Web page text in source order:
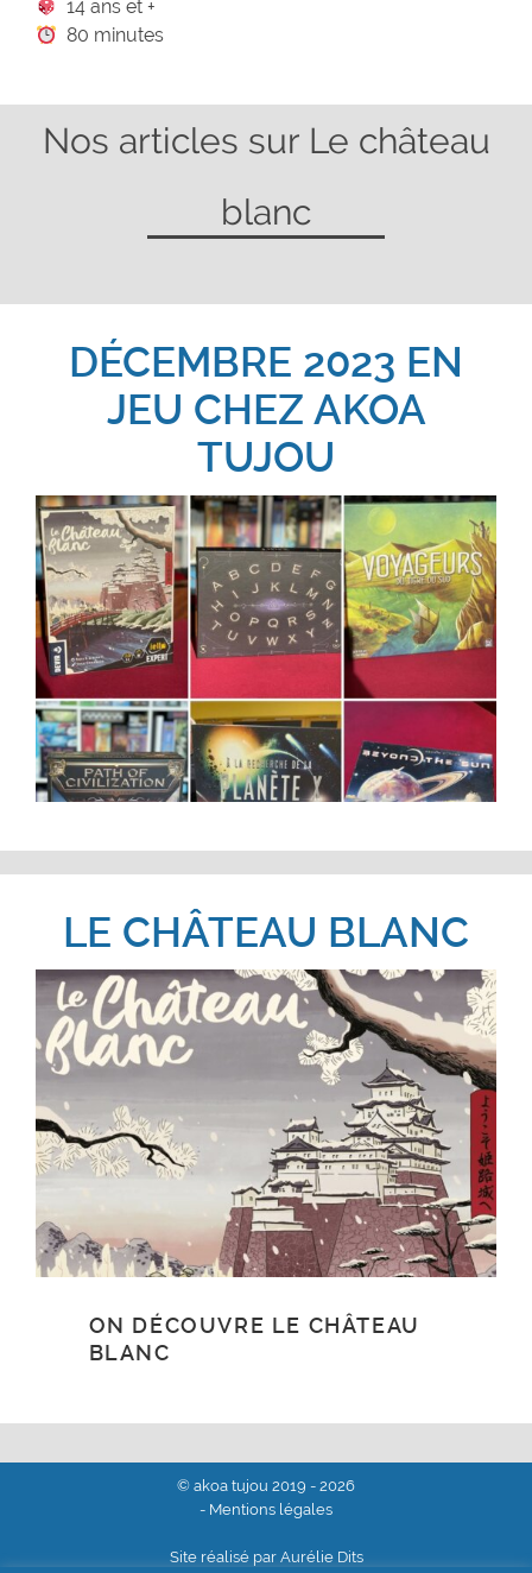
14 ans et +
80 minutes
Nos articles sur Le château
blanc
DÉCEMBRE 2023 EN
JEU CHEZ AKOA
TUJOU
LE CHÂTEAU BLANC
ON DÉCOUVRE LE CHÂTEAU
BLANC
© akoa tujou 2019 - 2026
- Mentions légales
Site réalisé par Aurélie Dits